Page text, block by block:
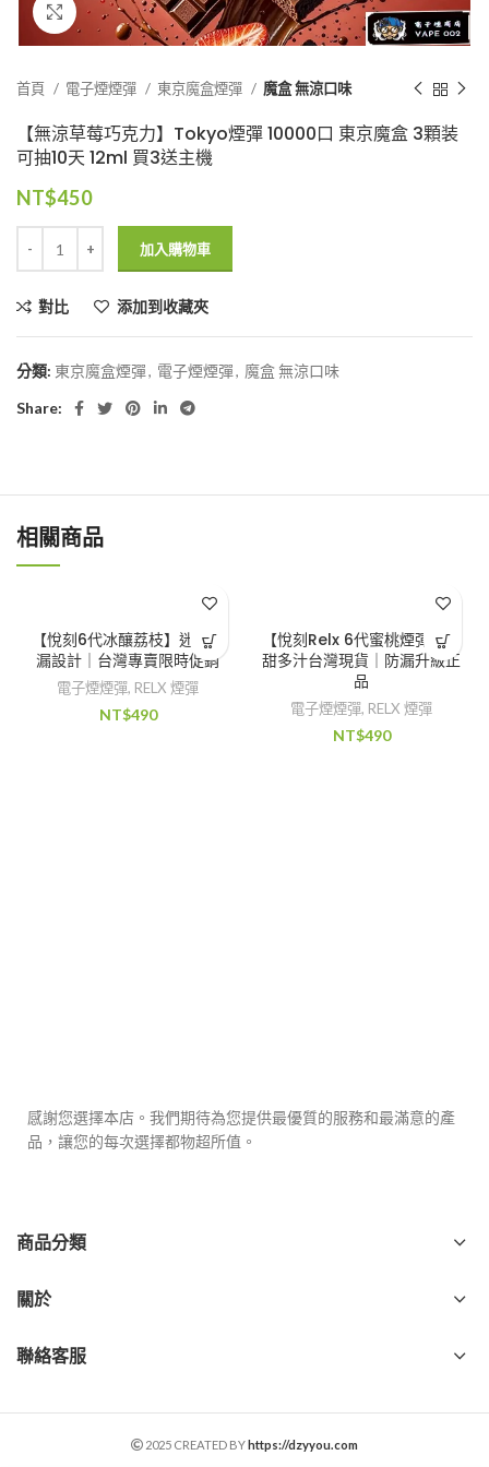
Click to enlarge
首頁 電子煙煙彈 東京魔盒煙彈 魔盒 無涼口味
【無涼草莓巧克力】Tokyo煙彈 10000口 東京魔盒 3顆装
可抽10天 12ml 買3送主機
NT$450
加入購物車
對比 添加到收藏夾
分類: 東京魔盒煙彈, 電子煙煙彈, 魔盒 無涼口味
Share:
相關商品
【悅刻6代冰釀荔枝】迷宮防
漏設計｜台灣專賣限時促銷
電子煙煙彈, RELX 煙彈
NT$490
【悅刻Relx 6代蜜桃煙彈】清
甜多汁台灣現貨｜防漏升級正
品
電子煙煙彈, RELX 煙彈
NT$490
感謝您選擇本店。我們期待為您提供最優質的服務和最滿意的產
品，讓您的每次選擇都物超所值。
商品分類
關於
聯絡客服
2025 CREATED BYhttps://dzyyou.com